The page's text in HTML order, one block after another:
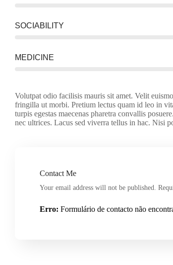
SOCIABILITY
MEDICINE
Volutpat odio facilisis mauris sit amet. Velit
fringilla ut morbi. Pretium lectus quam id leo in
turpis egestas maecenas pharetra convallis
nec ultrices. Lacus sed viverra tellus in hac. Nisi
Contact Me
Your email address will not be published.
Erro: Formulário de contacto não